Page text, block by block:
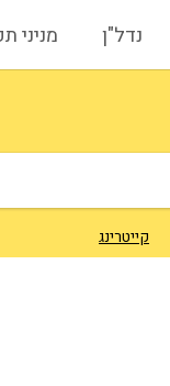
נדל"ן מניני
קייטרינג